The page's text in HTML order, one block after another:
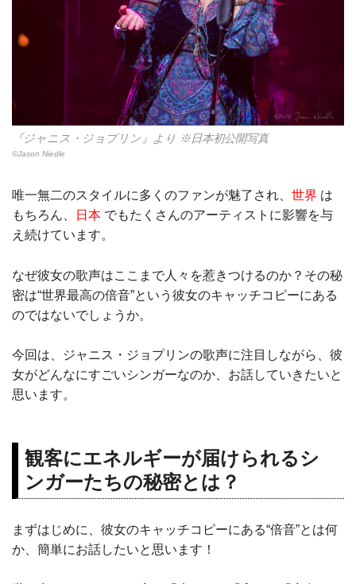
『ジャニス・ジョプリン』より ※日本初公開写真
©Jason Niedle
唯一無二のスタイルに多くのファンが魅了され、 世界 は
もちろん、
日本 でもたくさんのアーティストに影響を与
え続けています。
なぜ彼女の歌声はここまで人々を惹きつけるのか？その秘
密は“世界最高の倍音”という彼女のキャッチコピーにある
のではないでしょうか。
今回は、ジャニス・ジョプリンの歌声に注目しながら、彼
女がどんなにすごいシンガーなのか、お話していきたいと
思います。
観客にエネルギーが届けられるシ
ンガーたちの秘密とは？
まずはじめに、彼女のキャッチコピーにある“倍音”とは何
か、簡単にお話したいと思います！